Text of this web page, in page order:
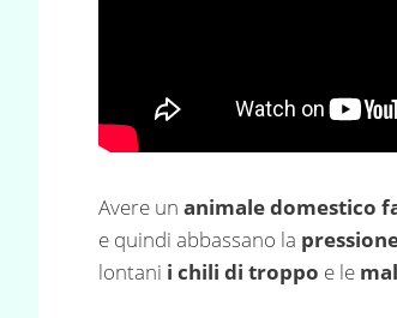
Avere un animale domestico
e quindi abbassano la
lontani i chili di troppo e le